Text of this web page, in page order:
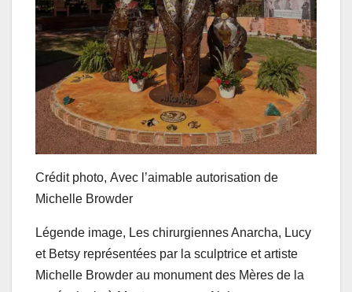
Crédit photo, Avec l’aimable autorisation de
Michelle Browder
Légende image, Les chirurgiennes Anarcha, Lucy
et Betsy représentées par la sculptrice et artiste
Michelle Browder au monument des Mères de la